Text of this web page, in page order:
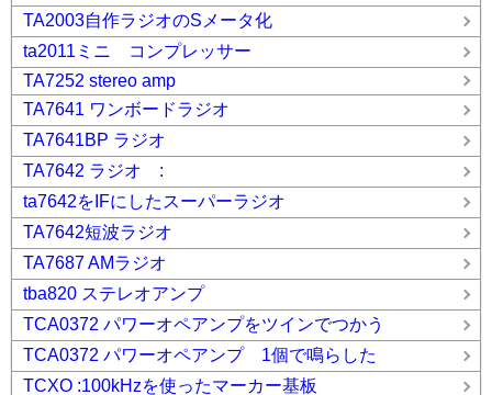
TA2003自作ラジオのSメータ化
ta2011ミニ コンプレッサー
TA7252 stereo amp
TA7641 ワンボードラジオ
TA7641BP ラジオ
TA7642 ラジオ :
ta7642をIFにしたスーパーラジオ
TA7642短波ラジオ
TA7687 AMラジオ
tba820 ステレオアンプ
TCA0372 パワーオペアンプをツインでつかう
TCA0372 パワーオペアンプ 1個で鳴らした
TCXO :100kHzを使ったマーカー基板